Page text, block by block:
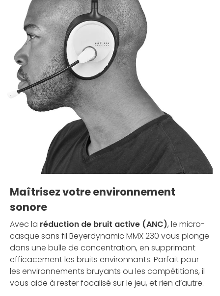
Maîtrisez votre environnement
sonore
Avec la réduction de bruit active (ANC), le micro-
casque sans fil Beyerdynamic MMX 230 vous plonge
dans une bulle de concentration, en supprimant
efficacement les bruits environnants. Parfait pour
les environnements bruyants ou les compétitions, il
vous aide à rester focalisé sur le jeu, et rien d’autre.